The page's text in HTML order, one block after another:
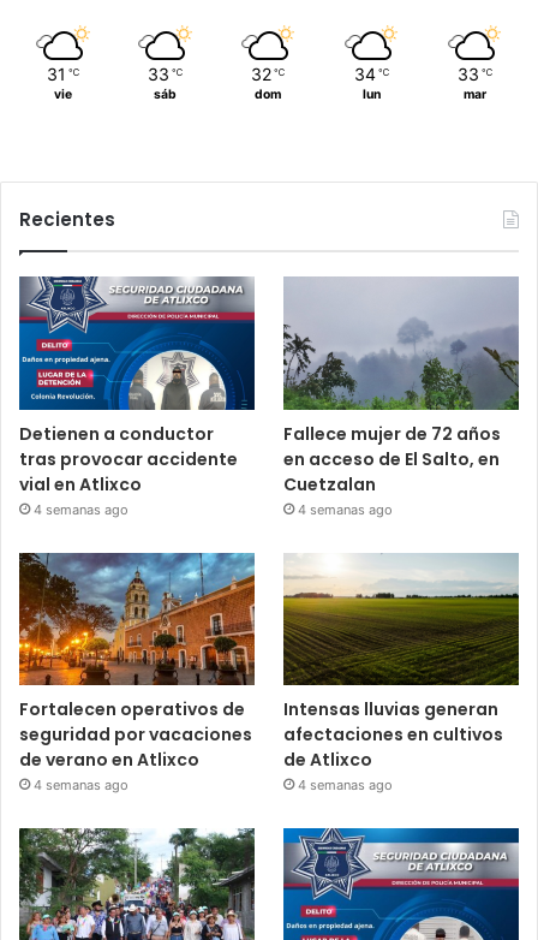
31 ℃
vie
33 ℃
sáb
32 ℃
dom
34 ℃
lun
33 ℃
mar
Recientes
Detienen a conductor
tras provocar accidente
vial en Atlixco
4 semanas ago
Fallece mujer de 72 años
en acceso de El Salto, en
Cuetzalan
4 semanas ago
Fortalecen operativos de
seguridad por vacaciones
de verano en Atlixco
4 semanas ago
Intensas lluvias generan
afectaciones en cultivos
de Atlixco
4 semanas ago